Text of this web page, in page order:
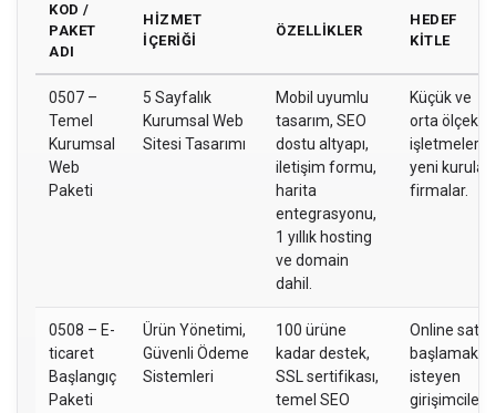
KOD /
PAKET
ADI
HIZMET
İÇERIĞI
ÖZELLIKLER
HEDEF
KITLE
0507 –
Temel
Kurumsal
Web
Paketi
5 Sayfalık
Kurumsal Web
Sitesi Tasarımı
Mobil uyumlu
tasarım, SEO
dostu altyapı,
iletişim formu,
harita
entegrasyonu,
1 yıllık hosting
ve domain
dahil.
Küçük ve
orta ölçekli
işletmeler,
yeni kurulan
firmalar.
0508 – E-
ticaret
Başlangıç
Paketi
Ürün Yönetimi,
Güvenli Ödeme
Sistemleri
100 ürüne
kadar destek,
SSL sertifikası,
temel SEO
Online
başlamak
isteyen
girişimciler